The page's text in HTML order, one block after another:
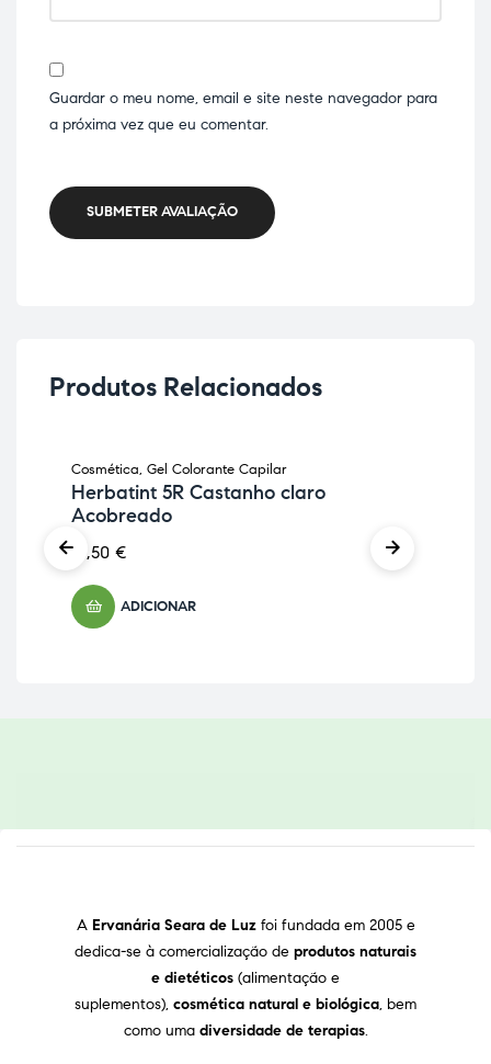
Guardar o meu nome, email e site neste navegador para
a próxima vez que eu comentar.
SUBMETER AVALIAÇÃO
Produtos Relacionados
Cosmética, Gel Colorante Capilar
Herbatint 5R Castanho claro
Acobreado
13,50 €
ADICIONAR
A Ervanária Seara de Luz foi fundada em 2005 e
dedica-se à comercialização de produtos naturais
e dietéticos (alimentação e
suplementos), cosmética natural e biológica, bem
como uma diversidade de terapias.